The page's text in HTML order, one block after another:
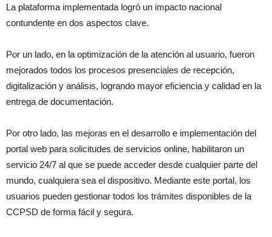
La plataforma implementada logró un impacto nacional
contundente en dos aspectos clave.
Por un lado, en la optimización de la atención al usuario, fueron
mejorados todos los procesos presenciales de recepción,
digitalización y análisis, logrando mayor eficiencia y calidad en la
entrega de documentación.
Por otro lado, las mejoras en el desarrollo e implementación del
portal web para solicitudes de servicios online, habilitaron un
servicio 24/7 al que se puede acceder desde cualquier parte del
mundo, cualquiera sea el dispositivo. Mediante este portal, los
usuarios pueden gestionar todos los trámites disponibles de la
CCPSD de forma fácil y segura.